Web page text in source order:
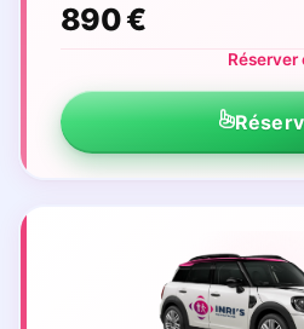
890 €
Réserver